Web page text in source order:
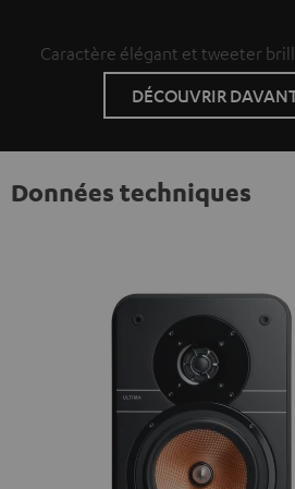
Caractère élégant et tweeter
DÉCOUVRIR
Données techniques